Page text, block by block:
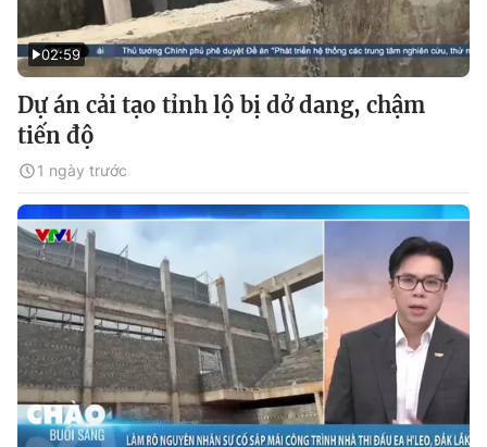
02:59
Dự án cải tạo tỉnh lộ bị dở dang, chậm
tiến độ
1 ngày trước